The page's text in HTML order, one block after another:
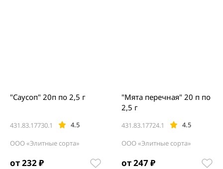
от 232 ₽
431.83.17730.1 4.5
"Саусоп" 20п по 2,5 г
ООО «Элитные сорта»
от 247 ₽
431.83.17724.1 4.5
"Мята перечная" 20 п по
2,5 г
ООО «Элитные сорта»